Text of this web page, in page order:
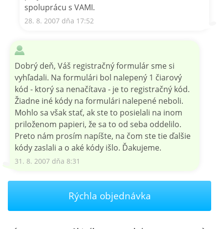
spoluprácu s VAMI.
28. 8. 2007 dňa 17:52
Dobrý deň, Váš registračný formulár sme si
vyhľadali. Na formulári bol nalepený 1 čiarový
kód - ktorý sa nenačítava - je to registračný kód.
Žiadne iné kódy na formulári nalepené neboli.
Mohlo sa však stať, ak ste to posielali na inom
priloženom papieri, že sa to od seba oddelilo.
Preto nám prosím napíšte, na čom ste tie ďalšie
kódy zaslali a o aké kódy išlo. Ďakujeme.
31. 8. 2007 dňa 8:31
Rýchla objednávka